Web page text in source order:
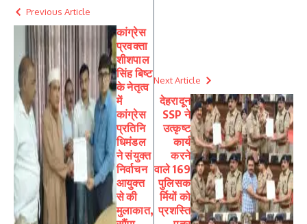
Previous Article
कांग्रेस
प्रवक्ता
शीशपाल
सिंह बिष्ट
के नेतृत्व
में
कांग्रेस
प्रतिनि
धिमंडल
ने संयुक्त
निर्वाचन
आयुक्त
से की
मुलाकात,
Next Article
देहरादून
SSP ने
उत्कृष्ट
कार्य
करने
वाले 169
पुलिसक
र्मियों को
प्रशस्ति